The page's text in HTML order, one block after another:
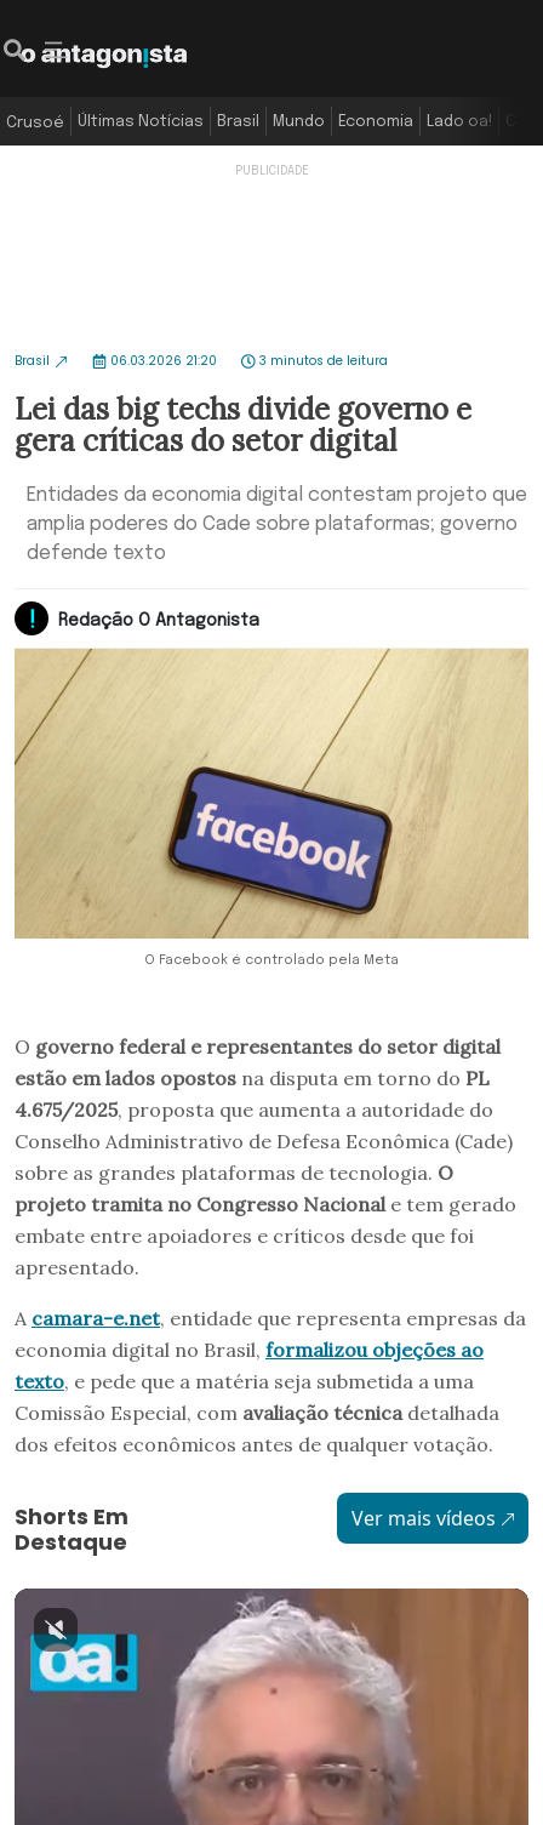
Crusoé Últimas Notícias Brasil Mundo Economia Lado oa!
Brasil 06.03.2026 21:20 3 minutos de leitura
Lei das big techs divide governo e
gera críticas do setor digital
Entidades da economia digital contestam projeto que
amplia poderes do Cade sobre plataformas; governo
defende texto
Redação O Antagonista
O Facebook é controlado pela Meta
O governo federal e representantes do setor digital
estão em lados opostos na disputa em torno do PL
4.675/2025, proposta que aumenta a autoridade do
Conselho Administrativo de Defesa Econômica (Cade)
sobre as grandes plataformas de tecnologia. O
projeto tramita no Congresso Nacional e tem gerado
embate entre apoiadores e críticos desde que foi
apresentado.
A camara-e.net, entidade que representa empresas da
economia digital no Brasil, formalizou objeções ao
texto, e pede que a matéria seja submetida a uma
Comissão Especial, com avaliação técnica detalhada
dos efeitos econômicos antes de qualquer votação.
Shorts Em
Destaque
Ver mais vídeos